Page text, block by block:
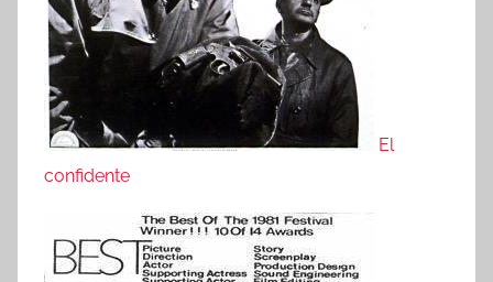
El
confidente